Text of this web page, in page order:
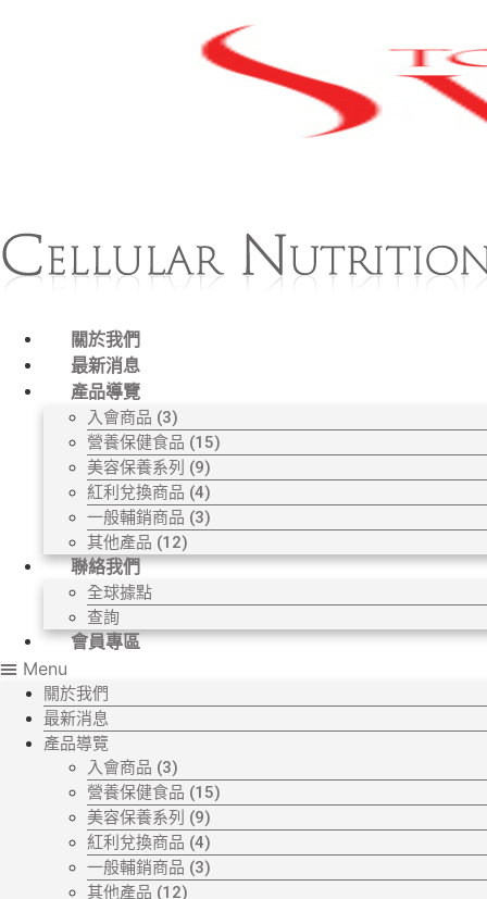
關於我們
最新消息
產品導覽
入會商品 (3)
營養保健食品 (15)
美容保養系列 (9)
紅利兌換商品 (4)
一般輔銷商品 (3)
其他產品 (12)
聯絡我們
全球據點
查詢
會員專區
Menu
關於我們
最新消息
產品導覽
入會商品 (3)
營養保健食品 (15)
美容保養系列 (9)
紅利兌換商品 (4)
一般輔銷商品 (3)
其他產品 (12)